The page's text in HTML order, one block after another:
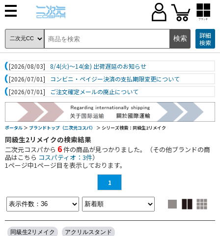
ブランド
詳細
検索
[2026/08/03]
8/4(火)～14(金) 出荷遅延のお知らせ
[2026/07/01]
コンビニ・ペイジー決済の支払期限変更について
[2026/07/01]
ご注文確定メールの廃止について
ポータル ＞ ブランドトップ（二次元コスパ） ＞ シリーズ検索：同級生2リメイク
同級生2リメイクの検索結果
二次元コスパから 6件の商品が見つかりました。（その他ブランドの商
品はこちら コスパティオ：3件）
1ページ中1ページ目を表示しております。
1
同級生2リメイク アクリルスタンド